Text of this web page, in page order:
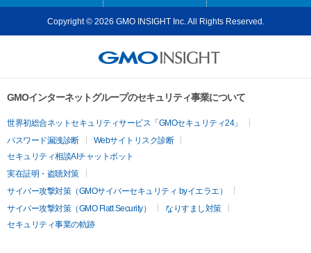
Copyright © 2026 GMO INSIGHT Inc. All Rights Reserved.
GMOインターネットグループのセキュリティ事業について
世界初総合ネットセキュリティサービス「GMOセキュリティ24」
パスワード漏洩診断
Webサイトリスク診断
セキュリティ相談AIチャットボット
実在証明・盗聴対策
サイバー攻撃対策（GMOサイバーセキュリティ byイエラエ）
サイバー攻撃対策（GMO Flatt Security）
なりすまし対策
セキュリティ事業の軌跡